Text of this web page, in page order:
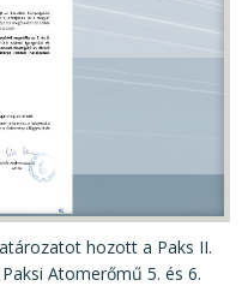
hozott a Paks II.
Atomerőmű 5. és 6.